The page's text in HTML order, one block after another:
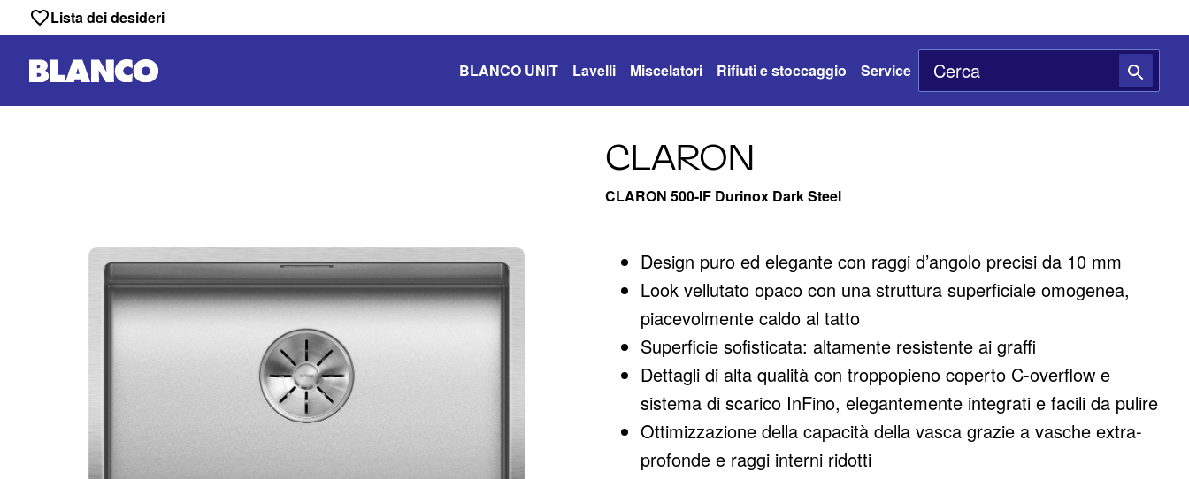
Lista dei desideri
BLANCO UNIT Lavelli Miscelatori Rifiuti e stoccaggio Service
CLARON
CLARON 500-IF Durinox Dark Steel
Design puro ed elegante con raggi d’angolo precisi da 10 mm
Look vellutato opaco con una struttura superficiale omogenea,
piacevolmente caldo al tatto
Superficie sofisticata: altamente resistente ai graffi
Dettagli di alta qualità con troppopieno coperto C-overflow e
sistema di scarico InFino, elegantemente integrati e facili da pulire
Ottimizzazione della capacità della vasca grazie a vasche extra-
profonde e raggi interni ridotti